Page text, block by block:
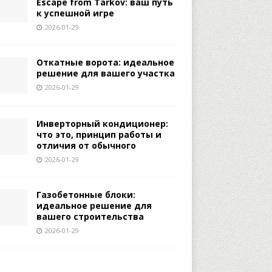
к успешной игре
2026-01-29
Откатные ворота: идеальное
решение для вашего участка
2026-01-29
Инверторный кондиционер:
что это, принцип работы и
отличия от обычного
2026-01-29
Газобетонные блоки:
идеальное решение для
вашего строительства
2026-01-29